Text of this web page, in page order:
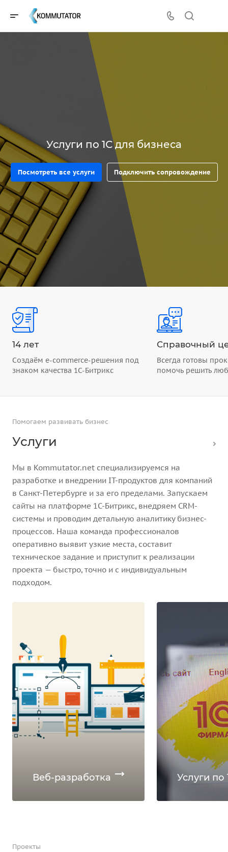
Услуги по 1С для бизнеса
Посмотреть все услуги Подключить сопровождение
14 лет
Создаём e-commerce-решения под
знаком качества 1С-Битрикс
Справочный
Всегда готовы
помочь решить
Помогаем развивать бизнес
Услуги
Мы в Kommutator.net специализируемся на
разработке и внедрении IT-продуктов для компаний
в Санкт-Петербурге и за его пределами. Запускаем
сайты на платформе 1С-Битрикс, внедряем CRM-
системы и проводим детальную аналитику бизнес-
процессов. Наша команда профессионалов
оперативно выявит узкие места, составит
техническое задание и приступит к реализации
проекта — быстро, точно и с индивидуальным
подходом.
Веб-разработка Услуги по
Проекты